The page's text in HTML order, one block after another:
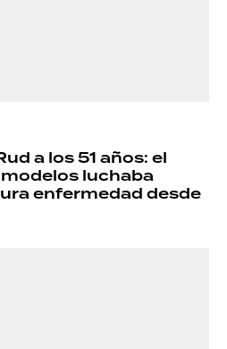
a los 51 años: el
luchaba
enfermedad desde